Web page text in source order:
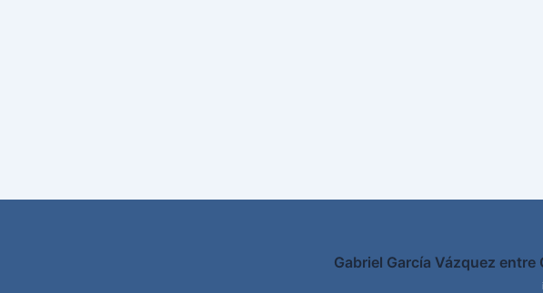
Gabriel García Vázquez